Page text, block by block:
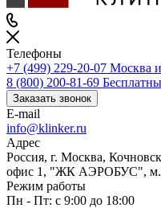
Телефоны
+7 (499) 229-20-07 Москва
8 (800) 200-81-69
Заказать звонок
E-mail
info@klinker.ru
Адрес
Россия, г. Москва,
офис 1, "ЖК АЭРОБУС",
Режим работы
Пн - Пт: с 9:00 до 18:00